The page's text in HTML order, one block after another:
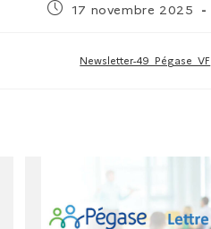
17 novembre 2025
Newsletter-49_Pégase_VF